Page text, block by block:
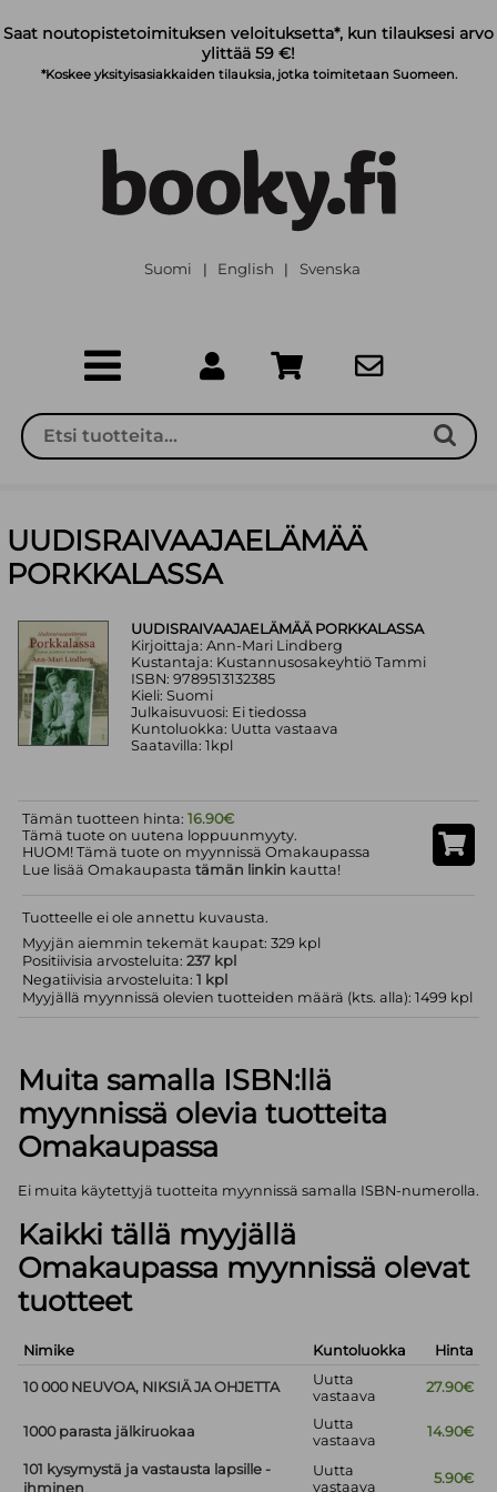
Saat noutopistetoimituksen veloituksetta*, kun tilauksesi arvo
ylittää 59 €!
*Koskee yksityisasiakkaiden tilauksia, jotka toimitetaan Suomeen.
Suomi | English | Svenska
UUDISRAIVAAJAELÄMÄÄ
PORKKALASSA
UUDISRAIVAAJAELÄMÄÄ PORKKALASSA
Kirjoittaja: Ann-Mari Lindberg
Kustantaja: Kustannusosakeyhtiö Tammi
ISBN: 9789513132385
Kieli: Suomi
Julkaisuvuosi: Ei tiedossa
Kuntoluokka: Uutta vastaava
Saatavilla: 1kpl
Tämän tuotteen hinta:16.90€
Tämä tuote on uutena loppuunmyyty.
HUOM! Tämä tuote on myynnissä Omakaupassa
Lue lisää Omakaupastatämän linkin kautta!
Tuotteelle ei ole annettu kuvausta.
Myyjän aiemmin tekemät kaupat: 329 kpl
Positiivisia arvosteluita:237 kpl
Negatiivisia arvosteluita:1 kpl
Myyjällä myynnissä olevien tuotteiden määrä (kts. alla): 1499 kpl
Muita samalla ISBN:llä
myynnissä olevia tuotteita
Omakaupassa
Ei muita käytettyjä tuotteita myynnissä samalla ISBN-numerolla.
Kaikki tällä myyjällä
Omakaupassa myynnissä olevat
tuotteet
Nimike Kuntoluokka Hinta
10 000 NEUVOA, NIKSIÄ JA OHJETTA
Uutta
vastaava
27.90€
1000 parasta jälkiruokaa
Uutta
vastaava
14.90€
101 kysymystä ja vastausta lapsille -
ihminen
Uutta
vastaava
5.90€